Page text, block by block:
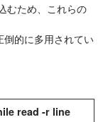
むため、これらの
倒的に多用されてい
read -r line